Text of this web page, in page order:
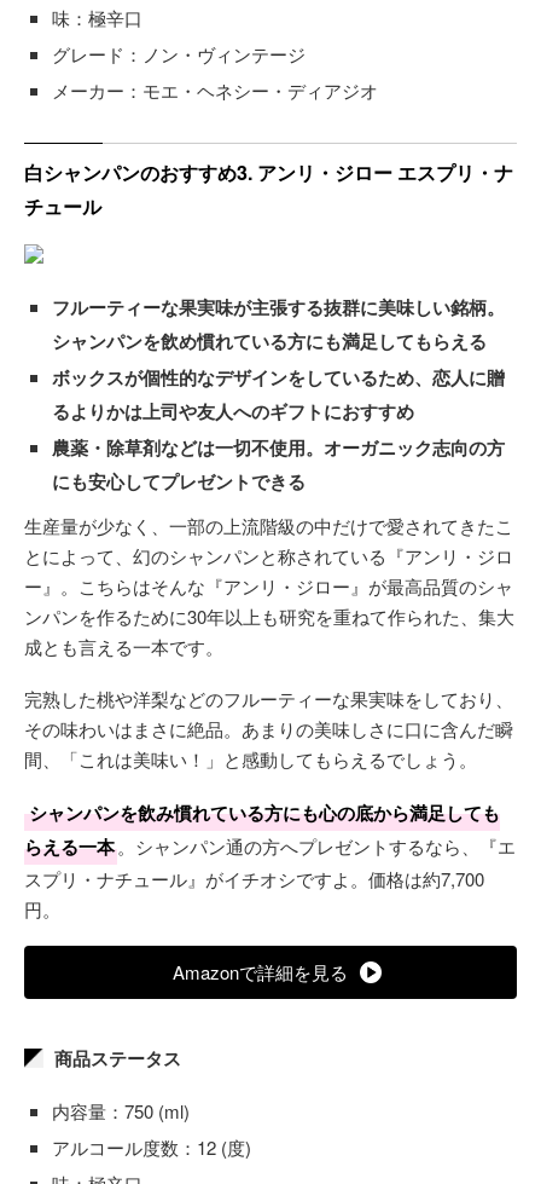
味：極辛口
グレード：ノン・ヴィンテージ
メーカー：モエ・ヘネシー・ディアジオ
白シャンパンのおすすめ3. アンリ・ジロー エスプリ・ナ
チュール
フルーティーな果実味が主張する抜群に美味しい銘柄。
シャンパンを飲め慣れている方にも満足してもらえる
ボックスが個性的なデザインをしているため、恋人に贈
るよりかは上司や友人へのギフトにおすすめ
農薬・除草剤などは一切不使用。オーガニック志向の方
にも安心してプレゼントできる
生産量が少なく、一部の上流階級の中だけで愛されてきたこ
とによって、幻のシャンパンと称されている『アンリ・ジロ
ー』。こちらはそんな『アンリ・ジロー』が最高品質のシャ
ンパンを作るために30年以上も研究を重ねて作られた、集大
成とも言える一本です。
完熟した桃や洋梨などのフルーティーな果実味をしており、
その味わいはまさに絶品。あまりの美味しさに口に含んだ瞬
間、「これは美味い！」と感動してもらえるでしょう。
シャンパンを飲み慣れている方にも心の底から満足しても
らえる一本。シャンパン通の方へプレゼントするなら、『エ
スプリ・ナチュール』がイチオシですよ。価格は約7,700
円。
Amazonで詳細を見る
商品ステータス
内容量：750 (ml)
アルコール度数：12 (度)